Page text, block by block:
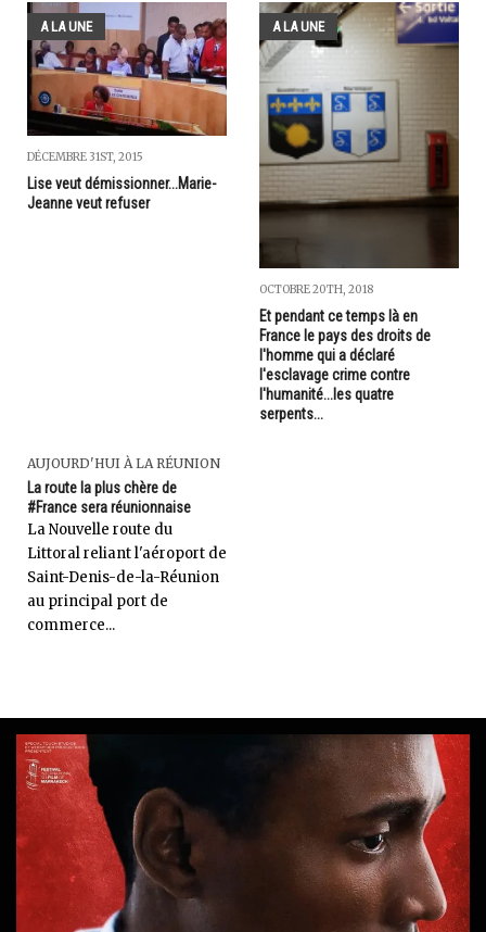
A LA UNE
DÉCEMBRE 31ST, 2015
Lise veut démissionner...Marie-
Jeanne veut refuser
A LA UNE
OCTOBRE 20TH, 2018
Et pendant ce temps là en
France le pays des droits de
l'homme qui a déclaré
l'esclavage crime contre
l'humanité...les quatre
serpents...
AUJOURD'HUI À LA RÉUNION
La route la plus chère de
#France sera réunionnaise
La Nouvelle route du
Littoral reliant l'aéroport de
Saint-Denis-de-la-Réunion
au principal port de
commerce...